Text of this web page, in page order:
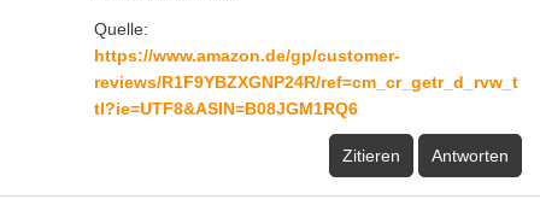
Quelle:
https://www.amazon.de/gp/customer-
reviews/R1F9YBZXGNP24R/ref=cm_cr_getr_d_rvw_t
tl?ie=UTF8&ASIN=B08JGM1RQ6
Zitieren Antworten